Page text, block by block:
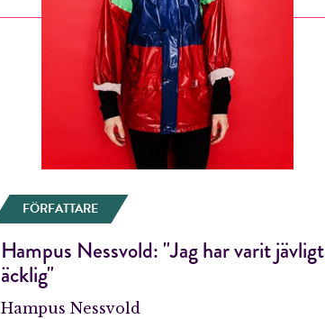
FÖRFATTARE
Hampus Nessvold: "Jag har varit jävligt
äcklig"
Hampus Nessvold